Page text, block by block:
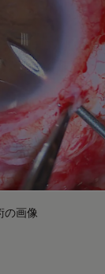
の画像